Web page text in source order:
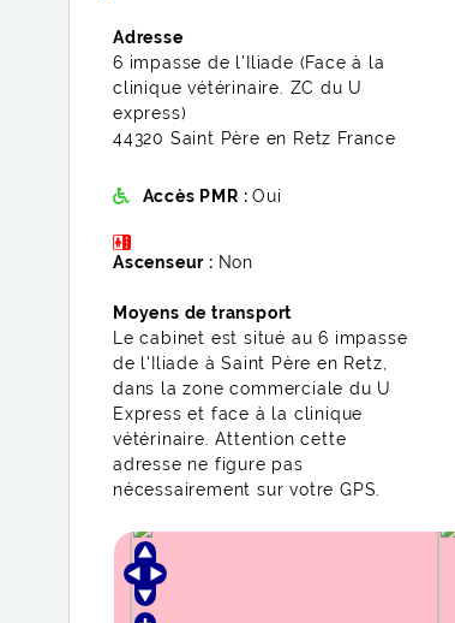
Adresse
6 impasse de l'Iliade (Face à la
clinique vétérinaire. ZC du U
express)
44320 Saint Père en Retz France
Accès PMR :Oui
Ascenseur : Non
Moyens de transport
Le cabinet est situé au 6 impasse
de l'Iliade à Saint Père en Retz,
dans la zone commerciale du U
Express et face à la clinique
vétérinaire. Attention cette
adresse ne figure pas
nécessairement sur votre GPS.